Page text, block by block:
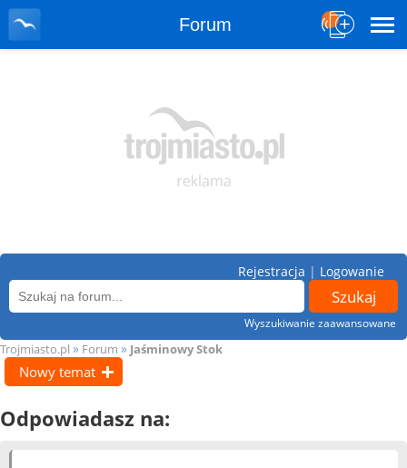
Forum
Wyszukiwanie zaawansowane
Rejestracja | Logowanie
Trojmiasto.pl » Forum » Jaśminowy Stok
Nowy temat
Odpowiadasz na: